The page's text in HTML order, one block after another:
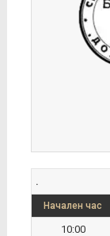
.
Начален час
10:00